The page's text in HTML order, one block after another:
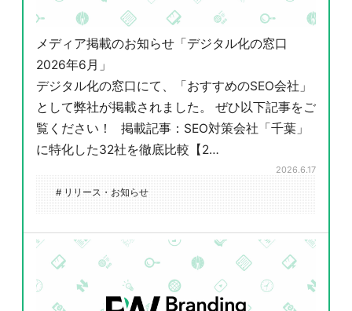
メディア掲載のお知らせ「デジタル化の窓口
2026年6月」
デジタル化の窓口にて、「おすすめのSEO会社」
として弊社が掲載されました。 ぜひ以下記事をご
覧ください！ 掲載記事：SEO対策会社「千葉」
に特化した32社を徹底比較【2…
2026.6.17
# リリース・お知らせ